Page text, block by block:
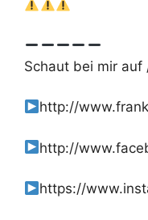
Schaut bei mir auf
http://
http://
https://